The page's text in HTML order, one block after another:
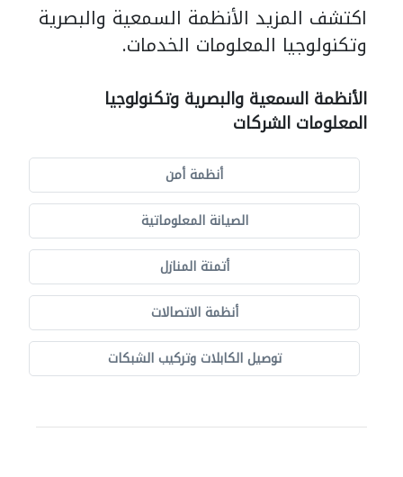
اكتشف المزيد الأنظمة السمعية والبصرية
وتكنولوجيا المعلومات الخدمات.
الأنظمة السمعية والبصرية وتكنولوجيا
المعلومات الشركات
أنظمة أمن
الصيانة المعلوماتية
أتمتة المنازل
أنظمة الاتصالات
توصيل الكابلات وتركيب الشبكات